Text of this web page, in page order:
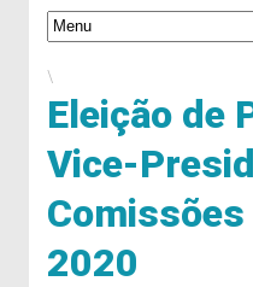
\
Eleição de
Vice-
2020